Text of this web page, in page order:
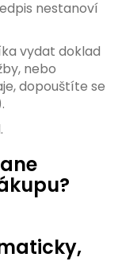
nestanoví
vydat doklad
nebo
dopouštíte se